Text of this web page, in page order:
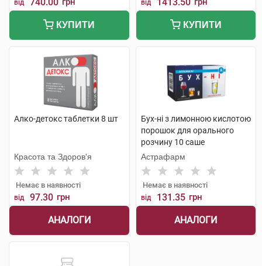
від
КУПИТИ
від
КУПИТИ
Алко-детокс таблетки 8 шт
Красота та Здоров'я
Немає в наявності
від 97.30 грн
АНАЛОГИ
Бух-ні з лимонною кислотою
порошок для орального
розчину 10 саше
Астрафарм
Немає в наявності
від 131.35 грн
АНАЛОГИ